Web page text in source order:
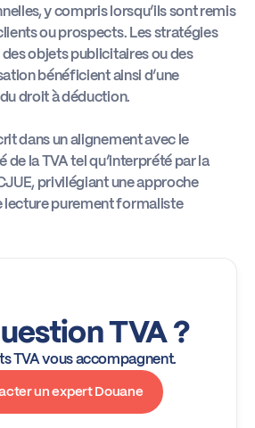
y compris lorsqu’ils sont remis
ou prospects. Les stratégies
objets publicitaires ou des
bénéficient ainsi d’une
droit à déduction.
dans un alignement avec le
de la TVA tel qu’interprété par la
privilégiant une approche
lecture purement formaliste
TVA ?
TVA vous accompagnent.
un expert Douane